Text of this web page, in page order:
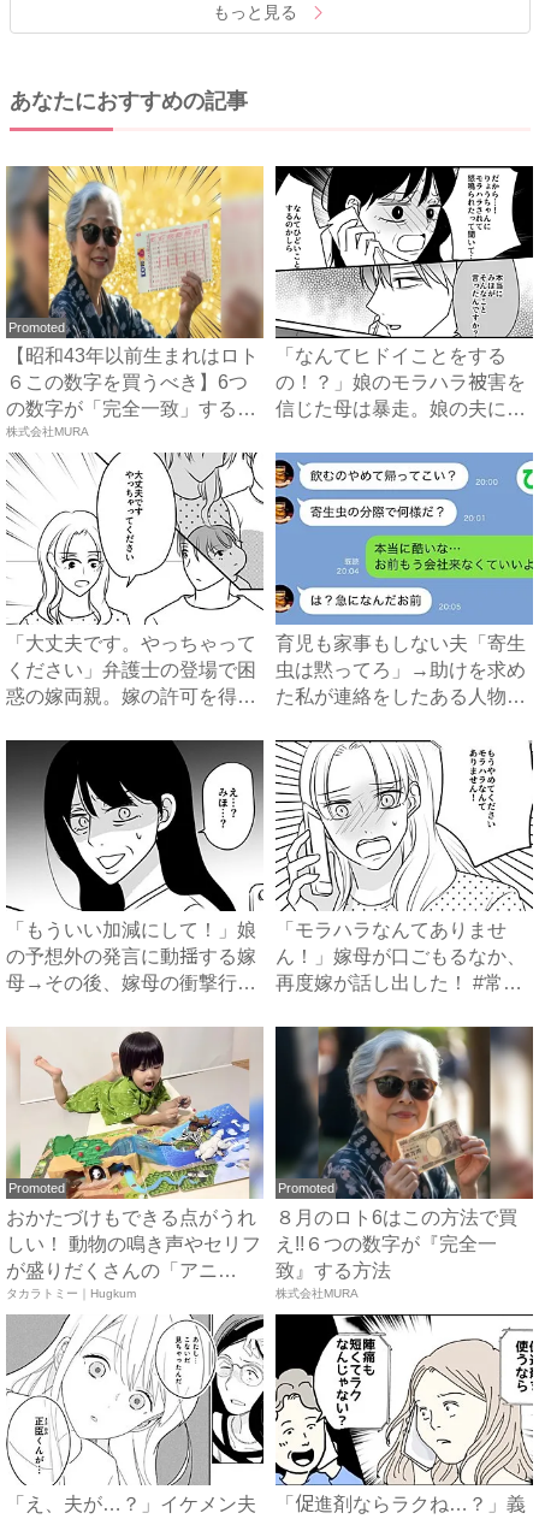
もっと見る
あなたにおすすめの記事
Promoted
【昭和43年以前生まれはロト
６この数字を買うべき】6つ
の数字が「完全一致」する
方...
株式会社MURA
「なんてヒドイことをする
の！？」娘のモラハラ被害を
信じた母は暴走。娘の夫に電
「大丈夫です。やっちゃって
ください」弁護士の登場で困
惑の嫁両親。嫁の許可を得た
育児も家事もしない夫「寄生
虫は黙ってろ」→助けを求め
た私が連絡をしたある人物と
「もういい加減にして！」娘
の予想外の発言に動揺する嫁
母→その後、嫁母の衝撃行動
「モラハラなんてありませ
ん！」嫁母が口ごもるなか、
再度嫁が話し出した！ #常識
Promoted
おかたづけもできる点がうれ
しい！ 動物の鳴き声やセリフ
が盛りだくさんの「アニ
ア ...
タカラトミー｜Hugkum
Promoted
８月のロト6はこの方法で買
え!!６つの数字が『完全一
致』する方法
株式会社MURA
「え、夫が…？」イケメン夫
「促進剤ならラクね…？」義